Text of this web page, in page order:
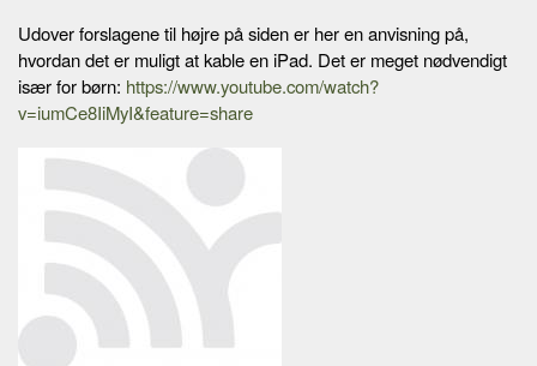
Udover forslagene til højre på siden er her en anvisning på,
hvordan det er muligt at kable en iPad. Det er meget nødvendigt
især for børn: https://www.youtube.com/watch?
v=iumCe8IiMyI&feature=share